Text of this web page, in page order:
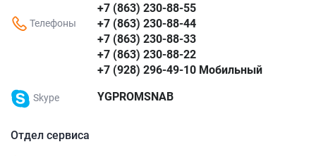
Телефоны
+7 (863) 230-88-55
+7 (863) 230-88-44
+7 (863) 230-88-33
+7 (863) 230-88-22
+7 (928) 296-49-10 Мобильный
Skype YGPROMSNAB
Отдел сервиса